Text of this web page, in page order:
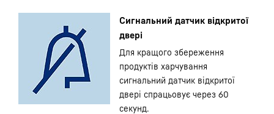
Сигнальний датчик відкритої
двері
Для кращого збереження
продуктів харчування
сигнальний датчик відкритої
двері спрацьовує через 60
секунд.